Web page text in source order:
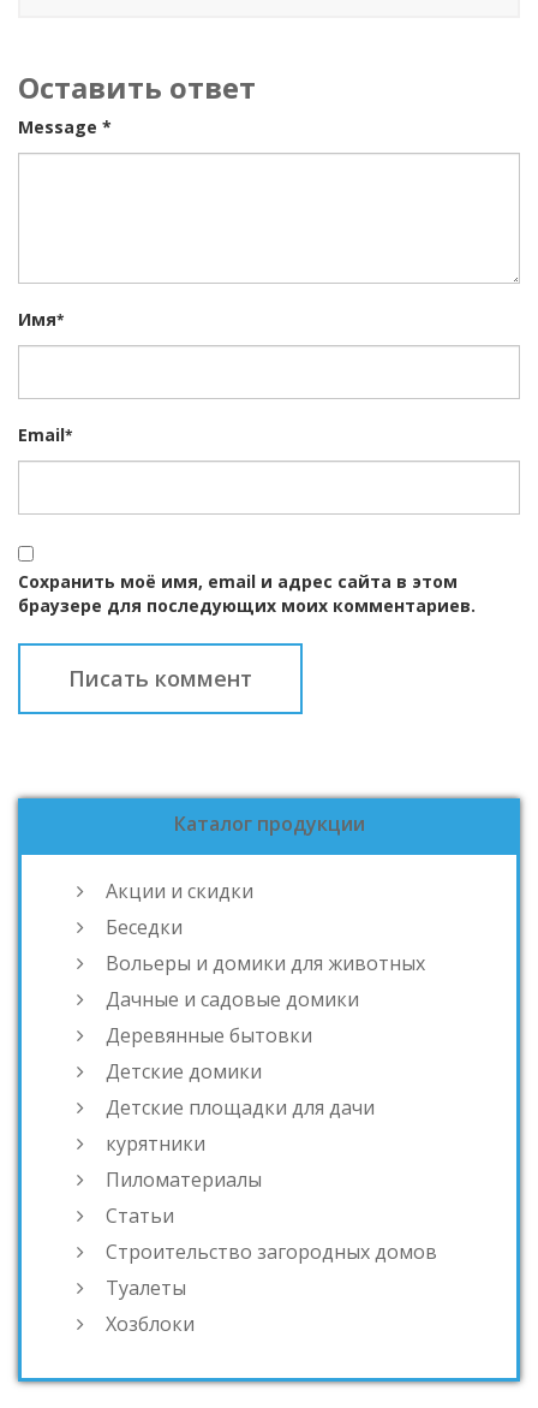
Оставить ответ
Message *
Имя*
Email*
Сохранить моё имя, email и адрес сайта в этом
браузере для последующих моих комментариев.
Каталог продукции
Акции и скидки
Беседки
Вольеры и домики для животных
Дачные и садовые домики
Деревянные бытовки
Детские домики
Детские площадки для дачи
курятники
Пиломатериалы
Статьи
Строительство загородных домов
Туалеты
Хозблоки